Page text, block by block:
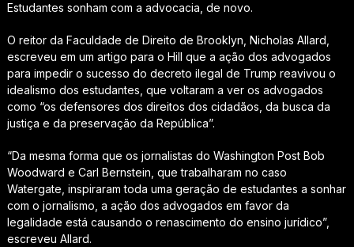
Estudantes sonham com a advocacia, de novo.
O reitor da Faculdade de Direito de Brooklyn, Nicholas Allard,
escreveu em um artigo para o Hill que a ação dos advogados
para impedir o sucesso do decreto ilegal de Trump reavivou o
idealismo dos estudantes, que voltaram a ver os advogados
como “os defensores dos direitos dos cidadãos, da busca da
justiça e da preservação da República”.
“Da mesma forma que os jornalistas do Washington PostBob
Woodward e Carl Bernstein, que trabalharam no caso
Watergate, inspiraram toda uma geração de estudantes a sonhar
com o jornalismo, a ação dos advogados em favor da
legalidade está causando o renascimento do ensino jurídico”,
escreveu Allard.